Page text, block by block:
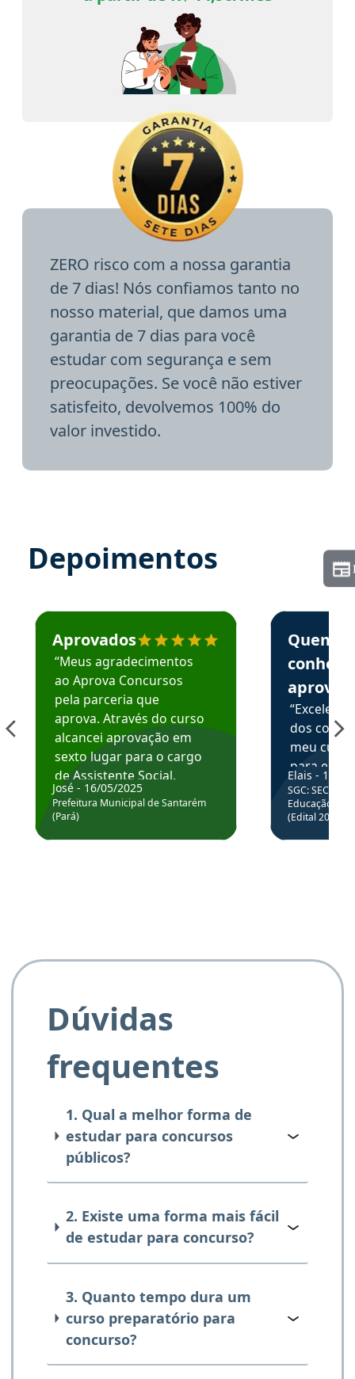
ZERO risco com a nossa garantia
de 7 dias! Nós confiamos tanto no
nosso material, que damos uma
garantia de 7 dias para você
estudar com segurança e sem
preocupações. Se você não estiver
satisfeito, devolvemos 100% do
valor investido.
Depoimentos
Estudante José recomenda o Aprova Concursos em
Aprovados
“Meus agradecimentos
ao Aprova Concursos
pela parceria que
aprova. Através do curso
alcancei aprovação em
sexto lugar para o cargo
de Assistente Social.
Hoje estou atuando na
Prefeitura de Santarém.
José - 16/05/2025
Prefeitura Municipal de Santarém
(Pará)
Estudante
Quem
aprova
dos
meu
para
colocar
através
de
Elais - 15/
SGC: SEC BA
Educação
(Edital
Dúvidas
frequentes
1. Qual a melhor forma de
estudar para concursos
públicos?
2. Existe uma forma mais fácil
de estudar para concurso?
3. Quanto tempo dura um
curso preparatório para
concurso?